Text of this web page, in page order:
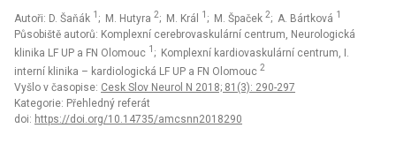
Autoři: D. Šaňák 1 ; M. Hutyra 2; M. Král 1 ; M. Špaček 2; A. Bártková 1
Působiště autorů: Komplexní cerebrovaskulární centrum, Neurologická
klinika LF UP a FN Olomouc 1 ; Komplexní kardiovaskulární centrum, I.
interní klinika – kardiologická LF UP a FN Olomouc 2
Vyšlo v časopise: Cesk Slov Neurol N 2018; 81(3): 290-297
Kategorie: Přehledný referát
doi: https://doi.org/10.14735/amcsnn2018290